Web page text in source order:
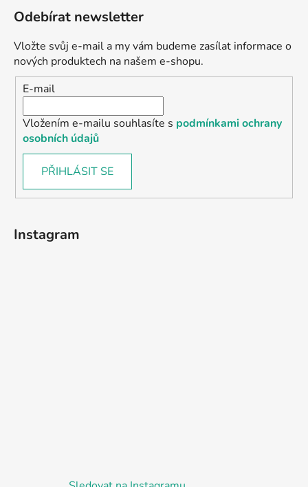
Odebírat newsletter
Vložte svůj e-mail a my vám budeme zasílat informace o
nových produktech na našem e-shopu.
E-mail
Vložením e-mailu souhlasíte s podmínkami ochrany
osobních údajů
PŘIHLÁSIT SE
Instagram